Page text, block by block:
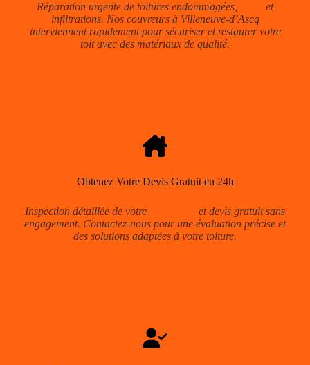
Réparation urgente de toitures endommagées,
et
infiltrations. Nos couvreurs à Villeneuve-d’Ascq
interviennent rapidement pour sécuriser et restaurer votre
toit avec des matériaux de qualité.
Obtenez Votre Devis Gratuit en 24h
Inspection détaillée de votre
et devis gratuit sans
engagement. Contactez-nous pour une évaluation précise et
des solutions adaptées à votre toiture.